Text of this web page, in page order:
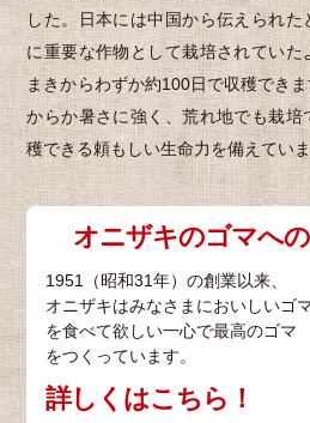
した。日本には中国から伝えられ
に重要な作物として栽培されてい
まきからわずか約100日で収穫でき
からか暑さに強く、荒れ地でも栽培
穫できる頼もしい生命力を備えてい
オニザキのゴマへ
1951（昭和31年）の創業以来、
オニザキはみなさまにおいしいゴ
を食べて欲しい一心で最高のゴマ
をつくっています。
詳しくはこちら！